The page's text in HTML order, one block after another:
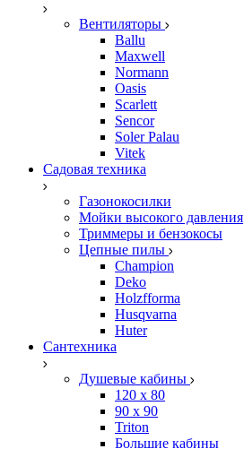
Вентиляторы
Ballu
Maxwell
Normann
Oasis
Scarlett
Sencor
Soler Palau
Vitek
Садовая техника
Газонокосилки
Мойки высокого давления
Триммеры и бензокосы
Цепные пилы
Champion
Deko
Holzfforma
Husqvarna
Huter
Сантехника
Душевые кабины
120 x 80
90 х 90
Triton
Большие кабины